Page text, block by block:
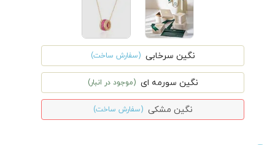
نگین سرخابی (سفارش ساخت)
نگین سورمه ای (موجود در انبار)
نگین مشکی (سفارش ساخت)